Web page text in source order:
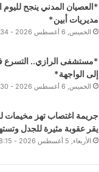
*العصيان المدني ينجح لليوم
مديريات أبين*
الخميس, 6 أغسطس 2026 - 11:34 م
*مستشفى الرازي.. التسرع في
إلى الواجهة*
الخميس, 6 أغسطس 2026 - 11:30 م
جريمة اغتصاب تهز مخيمات
يقر عقوبة مثيرة للجدل
الأربعاء, 5 أغسطس 2026 - 8:15 م